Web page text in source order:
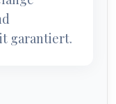
garantiert.